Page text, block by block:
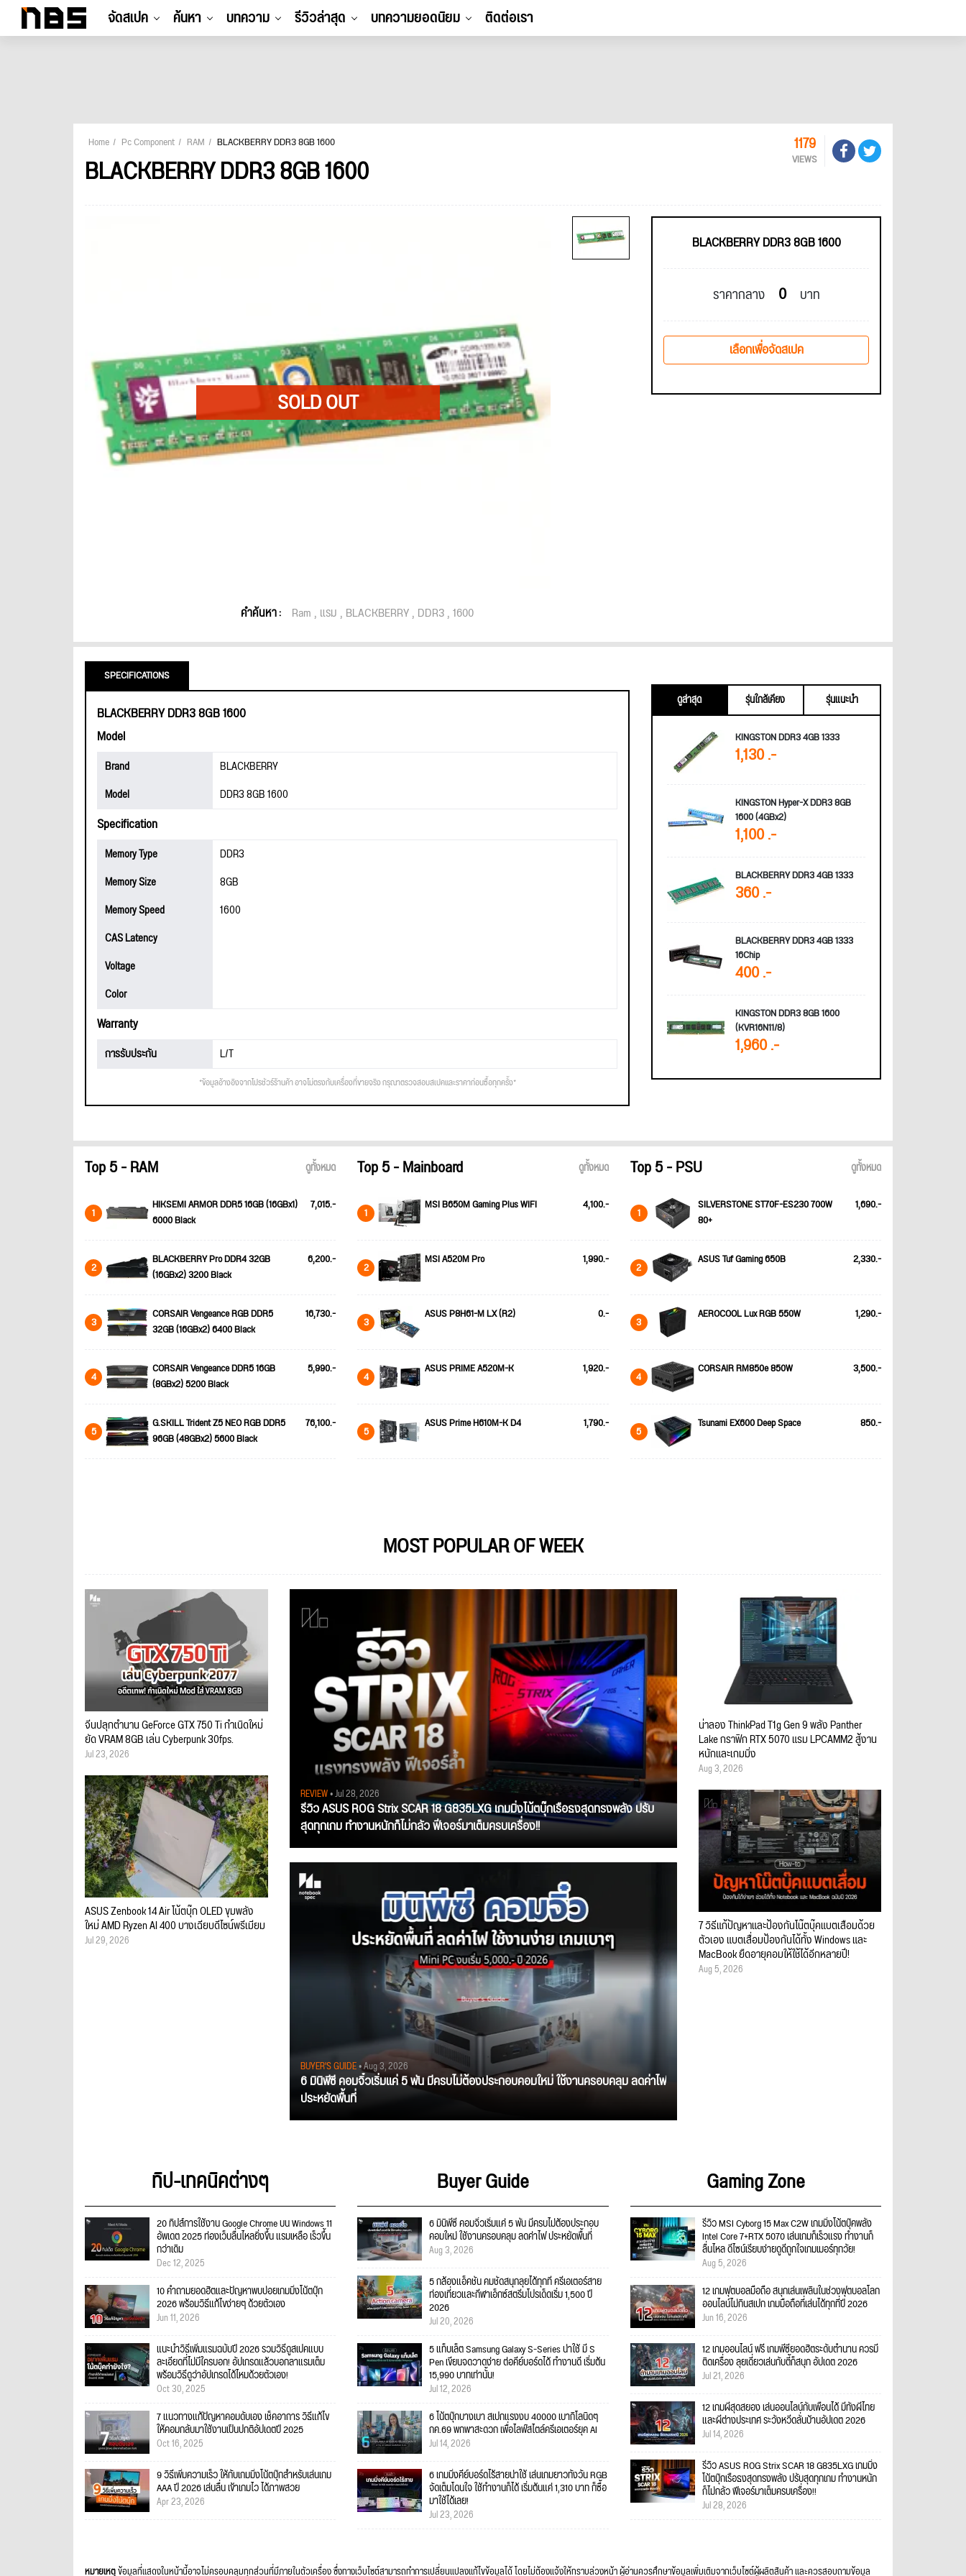
จัดสเปค ค้นหา บทความ รีวิวล่าสุด บทความยอดนิยม ติดต่อเรา
Home Pc Component RAM BLACKBERRY DDR3 8GB 1600
BLACKBERRY DDR3 8GB 1600
1179
VIEWS
คำค้นหา : Ram แรม BLACKBERRY DDR3 1600
BLACKBERRY DDR3 8GB 1600
ราคากลาง 0 บาท
เลือกเพื่อจัดสเปค
SPECIFICATIONS
BLACKBERRY DDR3 8GB 1600
Model
Brand
BLACKBERRY
Model
DDR3 8GB 1600
Specification
Memory Type
DDR3
Memory Size
8GB
Memory Speed
1600
CAS Latency
Voltage
Color
Warranty
การรับประกัน L/T
*ข้อมูลอ้างอิงจากโปรชัวร์ร้านค้า อาจไม่ตรงกับเครื่องที่ขายจริง กรุณาตรวจสอบสเปคและราคาก่อนซื้อทุกครั้ง*
ดูล่าสุด รุ่นใกล้เคียง
รุ่นแนะนำ
KINGSTON DDR3 4GB 1333
1,130 .-
KINGSTON Hyper-X DDR3 8GB
1600 (4GBx2)
1,100 .-
BLACKBERRY DDR3 4GB 1333
360 .-
BLACKBERRY DDR3 4GB 1333
16Chip
400 .-
KINGSTON DDR3 8GB 1600
(KVR16N11/8)
1,960 .-
Top 5 - RAM ดูทั้งหมด
1
HIKSEMI ARMOR DDR5 16GB (16GBx1)
6000 Black
7,015.-
2
BLACKBERRY Pro DDR4 32GB
(16GBx2) 3200 Black
6,200.-
3
CORSAIR Vengeance RGB DDR5
32GB (16GBx2) 6400 Black
16,730.-
4
CORSAIR Vengeance DDR5 16GB
(8GBx2) 5200 Black
5,990.-
5
G.SKILL Trident Z5 NEO RGB DDR5
96GB (48GBx2) 5600 Black
76,100.-
Top 5 - Mainboard ดูทั้งหมด
1 MSI B650M Gaming Plus WIFI 4,100.-
2 MSI A520M Pro 1,990.-
3 ASUS P8H61-M LX (R2) 0.-
4 ASUS PRIME A520M-K 1,920.-
5 ASUS Prime H610M-K D4 1,790.-
Top 5 - PSU ดูทั้งหมด
1
SILVERSTONE ST70F-ES230 700W
80+
1,690.-
2 ASUS Tuf Gaming 650B 2,330.-
3 AEROCOOL Lux RGB 550W 1,290.-
4 CORSAIR RM850e 850W 3,500.-
5 Tsunami EX600 Deep Space 850.-
MOST POPULAR OF WEEK
REVIEW• Jul 28, 2026
รีวิว ASUS ROG Strix SCAR 18 G835LXG เกมมิ่งโน้ตบุ๊กเรือธงสุดทรงพลัง ปรับ
สุดทุกเกม ทำงานหนักก็ไม่กลัว ฟีเจอร์มาเต็มครบเครื่อง!!
BUYER'S GUIDE• Aug 3, 2026
6 มินิพีซี คอมจิ๋วเริ่มแค่ 5 พัน มีครบไม่ต้องประกอบคอมใหม่ ใช้งานครอบคลุม ลดค่าไฟ
ประหยัดพื้นที่
จีนปลุกตำนาน GeForce GTX 750 Ti กำเนิดใหม่
ยัด VRAM 8GB เล่น Cyberpunk 30fps.
Jul 23, 2026
ASUS Zenbook 14 Air โน้ตบุ๊ก OLED ขุมพลัง
ใหม่ AMD Ryzen AI 400 บางเฉียบดีไซน์พรีเมียม
Jul 29, 2026
น่าลอง ThinkPad T1g Gen 9 พลัง Panther
Lake กราฟิก RTX 5070 แรม LPCAMM2 สู้งาน
หนักและเกมมิ่ง
Aug 3, 2026
7 วิธีแก้ปัญหาและป้องกันโน๊ตบุ๊คแบตเสื่อมด้วย
ตัวเอง แบตเสื่อมป้องกันได้ทั้ง Windows และ
MacBook ยืดอายุคอมให้ใช้ได้อีกหลายปี!
Aug 5, 2026
ทิป-เทคนิคต่างๆ
20 ทิปส์การใช้งาน Google Chrome บน Windows 11
อัพเดต 2025 ท่องเว็บลื่นไหลยิ่งขึ้น แรมเหลือ เร็วขึ้น
กว่าเดิม
Dec 12, 2025
10 คำถามยอดฮิตและปัญหาพบบ่อยเกมมิ่งโน้ตบุ๊ก
2026 พร้อมวิธีแก้ไขง่ายๆ ด้วยตัวเอง
Jun 11, 2026
แนะนำวิธีเพิ่มแรมฉบับปี 2026 รวมวิธีดูสเปคแบบ
ละเอียดที่ไม่มีใครบอก! อัปเกรดแล้วบอกลาแรมเต็ม
พร้อมวิธีดูว่าอัปเกรดได้ไหมด้วยตัวเอง!
Oct 30, 2025
7 แนวทางแก้ปัญหาคอมดับเอง เช็คอาการ วิธีแก้ไข
ให้คอมกลับมาใช้งานเป็นปกติอัปเดตปี 2025
Oct 16, 2025
9 วิธีเพิ่มความเร็ว ให้กับเกมมิ่งโน้ตบุ๊กสำหรับเล่นเกม
AAA ปี 2026 เล่นลื่น เข้าเกมไว ได้ภาพสวย
Apr 23, 2026
Buyer Guide
6 มินิพีซี คอมจิ๋วเริ่มแค่ 5 พัน มีครบไม่ต้องประกอบ
คอมใหม่ ใช้งานครอบคลุม ลดค่าไฟ ประหยัดพื้นที่
Aug 3, 2026
5 กล้องแอ็คชั่น คมชัดสนุกลุยได้ทุกที่ ครีเอเตอร์สาย
ท่องเที่ยวและกีฬาเอ็กซ์สตรีมโปรเด็ดเริ่ม 1,500 ปี
2026
Jul 20, 2026
5 แท็บเล็ต Samsung Galaxy S-Series น่าใช้ มี S
Pen เขียนจดวาดง่าย ต่อคีย์บอร์ดได้ ทำงานดี เริ่มต้น
15,990 บาทเท่านั้น!
Jul 12, 2026
6 โน้ตบุ๊กบางเบา สเปกแรงงบ 40000 เบากิโลนิดๆ
กค.69 พกพาสะดวก เพื่อไลฟ์สไตล์ครีเอเตอร์ยุค AI
Jul 14, 2026
6 เกมมิ่งคีย์บอร์ดไร้สายน่าใช้ เล่นเกมยาวทั้งวัน RGB
จัดเต็มโดนใจ ใช้ทำงานก็ได้ เริ่มต้นแค่ 1,310 บาท ก็ซื้อ
มาใช้ได้เลย!
Jul 23, 2026
Gaming Zone
รีวิว MSI Cyborg 15 Max C2W เกมมิ่งโน้ตบุ๊คพลัง
Intel Core 7+RTX 5070 เล่นเกมก็เร็วแรง ทำงานก็
ลื่นไหล ดีไซน์เรียบง่ายดูดีถูกใจเกมเมอร์ทุกวัย!
Aug 5, 2026
12 เกมฟุตบอลมือถือ สนุกเล่นเพลินในช่วงฟุตบอลโลก
ออนไลน์ไม่กินสเปก เกมมือถือที่เล่นได้ทุกที่ปี 2026
Jun 16, 2026
12 เกมออนไลน์ ฟรี เกมพีซียอดฮิตระดับตำนาน ควรมี
ติดเครื่อง ลุยเดี่ยวเล่นกับตี้ก็สนุก อัปเดต 2026
Jul 21, 2026
12 เกมผีสุดสยอง เล่นออนไลน์กับเพื่อนได้ มีทั้งผีไทย
และผีต่างประเทศ ระวังหวีดลั่นบ้านอัปเดต 2026
Jul 14, 2026
รีวิว ASUS ROG Strix SCAR 18 G835LXG เกมมิ่ง
โน้ตบุ๊กเรือธงสุดทรงพลัง ปรับสุดทุกเกม ทำงานหนัก
ก็ไม่กลัว ฟีเจอร์มาเต็มครบเครื่อง!!
Jul 28, 2026
หมายเหตุข้อมูลที่แสดงในหน้านี้อาจไม่ครอบคลุมทุกส่วนที่มีภายในตัวเครื่อง ซึ่งทางเว็บไซต์สามารถทำการเปลี่ยนแปลงแก้ไขข้อมูลได้ โดยไม่ต้องแจ้งให้ทราบล่วงหน้า ผู้อ่านควรศึกษาข้อมูลเพิ่มเติมจากเว็บไซต์ผู้ผลิตสินค้า และควรสอบถามข้อมูล